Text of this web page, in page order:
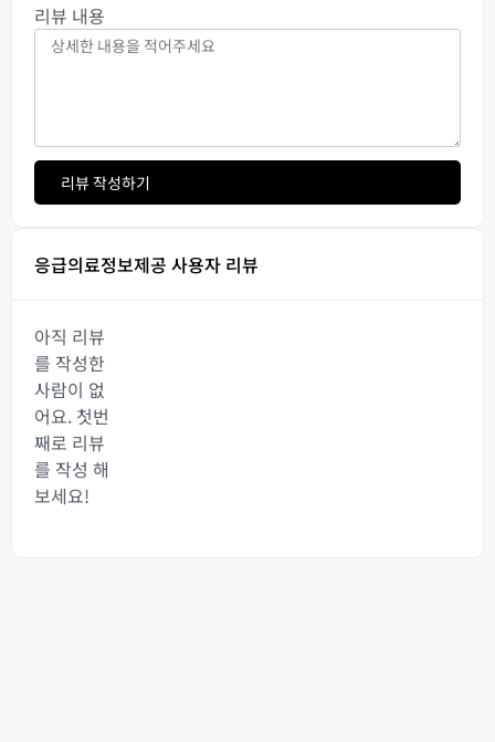
리뷰 내용
리뷰 작성하기
응급의료정보제공 사용자 리뷰
아직 리뷰
를 작성한
사람이 없
어요. 첫번
째로 리뷰
를 작성 해
보세요!